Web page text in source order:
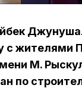
с жителями
М.
по